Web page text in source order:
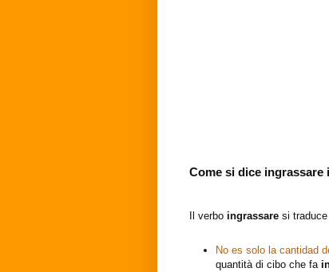
Come si dice ingrassare
Il verbo ingrassare si
No es solo la cantidad
quantità di cibo che fa